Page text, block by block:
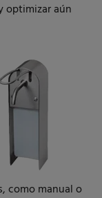
optimizar aún
como manual o